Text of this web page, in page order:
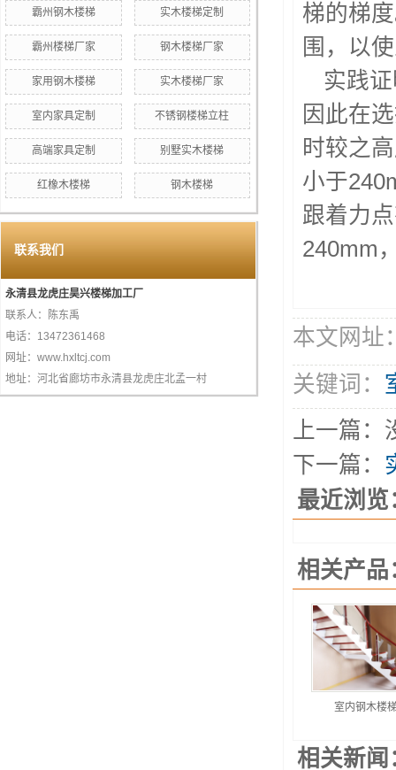
霸州钢木楼梯 实木楼梯定制
霸州楼梯厂家 钢木楼梯厂家
家用钢木楼梯 实木楼梯厂家
室内家具定制 不锈钢楼梯立柱
高端家具定制 别墅实木楼梯
红橡木楼梯 钢木楼梯
联系我们
永清县龙虎庄昊兴楼梯加工厂
联系人：陈东禹
电话：13472361468
网址：www.hxltcj.com
地址：河北省廊坊市永清县龙虎庄北孟一村
梯的梯
围，以
实践
因此在
时较之
小于
跟着力
240mm
本文网址
关键词：
上一篇：
下一篇：
最近浏览
相关产品
室内钢木楼
相关新闻